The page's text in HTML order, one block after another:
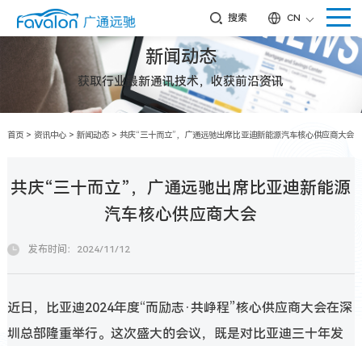
搜索 CN
新闻动态
获取行业最新通讯技术，收获前沿资讯
首页> 资讯中心> 新闻动态> 共庆“三十而立”，广通远驰出席比亚迪新能源汽车核心供应商大会
共庆“三十而立”，广通远驰出席比亚迪新能源
汽车核心供应商大会
发布时间：2024/11/12
近日，比亚迪2024年度“而励志·共峥程”核心供应商大会在深
圳总部隆重举行。这次盛大的会议，既是对比亚迪三十年发